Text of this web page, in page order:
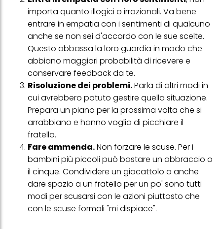
importa quanto illogici o irrazionali. Va bene
entrare in empatia con i sentimenti di qualcuno
anche se non sei d'accordo con le sue scelte.
Questo abbassa la loro guardia in modo che
abbiano maggiori probabilità di ricevere e
conservare feedback da te.
Risoluzione dei problemi.Parla di altri modi in
cui avrebbero potuto gestire quella situazione.
Prepara un piano per la prossima volta che si
arrabbiano e hanno voglia di picchiare il
fratello.
Fare ammenda.Non forzare le scuse. Per i
bambini più piccoli può bastare un abbraccio o
il cinque. Condividere un giocattolo o anche
dare spazio a un fratello per un po' sono tutti
modi per scusarsi con le azioni piuttosto che
con le scuse formali "mi dispiace".
informazioni dettagliate su ciascun cookie disponibili facendo
clic su "modifica" di seguito".
Se fai clic su "Modifica" potrai trovare maggiori informazioni sul
trattamento dei tuoi dati / sull'uso dei cookie e consentirli per uno o
più degli scopi sopra menzionati. Cliccando su "Accetta tutto",
acconsenti all'uso dei cookie e al trattamento dei tuoi dati
personali per tutte le finalità sopra indicate. Se fai clic su "Rifiuta",
verranno utilizzati solo i cookie tecnicamente necessari per fornirti